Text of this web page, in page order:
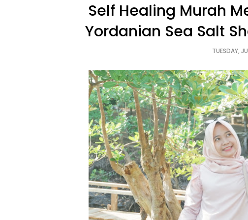
Self Healing Murah
Yordanian Sea Salt
TUESDAY,